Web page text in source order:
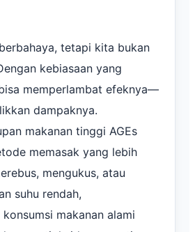
tetapi kita bukan
kebiasaan yang
memperlambat efeknya—
dampaknya.
makanan tinggi AGEs
memasak yang lebih
mengukus, atau
suhu rendah,
makanan alami